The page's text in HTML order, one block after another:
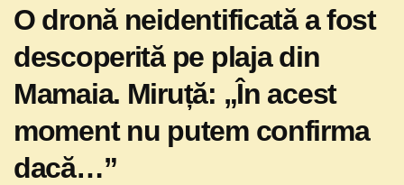
O dronă neidentificată a fost
descoperită pe plaja din
Mamaia. Miruță: „În acest
moment nu putem confirma
dacă…”